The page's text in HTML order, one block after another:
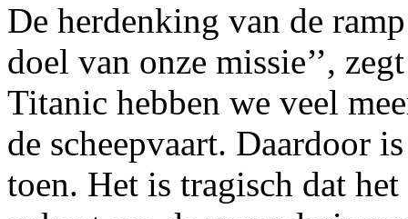
De herdenking van de
doel van onze missie’’,
Titanic hebben we veel
de scheepvaart. Daardoor
toen. Het is tragisch dat